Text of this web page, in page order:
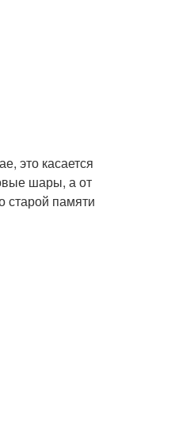
это касается
шары, а от
старой памяти